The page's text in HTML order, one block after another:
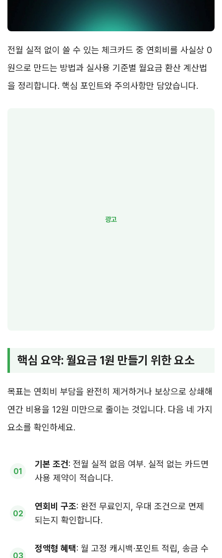
전월 실적 없이 쓸 수 있는 체크카드 중 연회비를 사실상 0
원으로 만드는 방법과 실사용 기준별 월요금 환산 계산법
을 정리합니다. 핵심 포인트와 주의사항만 담았습니다.
핵심 요약: 월요금 1원 만들기 위한 요소
목표는 연회비 부담을 완전히 제거하거나 보상으로 상쇄해
연간 비용을 12원 미만으로 줄이는 것입니다. 다음 네 가지
요소를 확인하세요.
기본 조건: 전월 실적 없음 여부. 실적 없는 카드면
사용 제약이 적습니다.
연회비 구조: 완전 무료인지, 우대 조건으로 면제
되는지 확인합니다.
정액형 혜택: 월 고정 캐시백·포인트 적립, 송금 수